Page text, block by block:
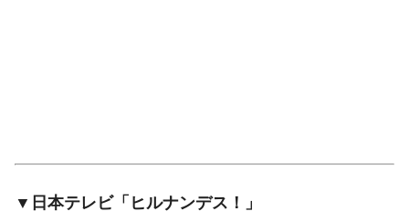
▼日本テレビ「ヒルナンデス！」